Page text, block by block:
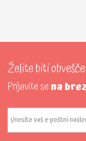
Želite biti
Prijavite sena